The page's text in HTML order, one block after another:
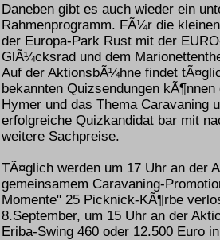
Daneben gibt es auch wieder ein
Rahmenprogramm. FÃ¼r die
der Europa-Park Rust mit der
GlÃ¼cksrad und dem
Auf der AktionsbÃ¼hne findet
bekannten Quizsendungen
Hymer und das Thema Caravaning
erfolgreiche Quizkandidat bar mit
weitere Sachpreise.
TÃ¤glich werden um 17 Uhr an der
gemeinsamem Caravaning-
Momente" 25 Picknick-KÃ¶rbe
8.September, um 15 Uhr an der
Eriba-Swing 460 oder 12.500 Euro